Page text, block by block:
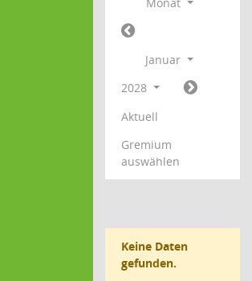
Januar
2028
Aktuell
Gremium
auswählen
Keine Daten
gefunden.